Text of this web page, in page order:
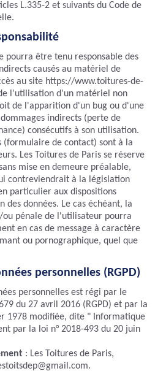
L.335-2 et suivants du Code de
pourra être tenu responsable des
causés au matériel de
au site https://www.toitures-de-
l'utilisation d'un matériel non
de l'apparition d'un bug ou d'une
indirects (perte de
consécutifs à son utilisation.
(formulaire de contact) sont à la
Les Toitures de Paris se réserve
mise en demeure préalable,
contreviendrait à la législation
particulier aux dispositions
des données. Le cas échéant, la
pénale de l'utilisateur pourra
en cas de message à caractère
ou pornographique, quel que
personnelles (RGPD)
personnelles est régi par le
du 27 avril 2016 (RGPD) et par la
1978 modifiée, dite " Informatique
par la loi n° 2018-493 du 20 juin
: Les Toitures de Paris,